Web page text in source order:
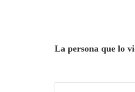
La persona que lo